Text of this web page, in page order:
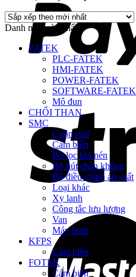
Danh mục sản phẩm
FATEK
PLC-FATEK
HMI-FATEK
POWER-FATEK
SOFTWARE-FATEK
Mô đun
CHỔI THAN
SMC
Cuộn coil
Cảm biến
Bộ lọc khí nén
Bộ hút chân không
Bộ điều chỉnh áp suất
Loại khác
Xy lanh
Công tắc lưu lượng
Van
Máy bom
KFPS
Cảm biến
FOTEK
Cảm biến